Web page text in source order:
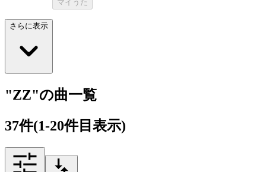
マイうた
さらに表示
"ZZ"の曲一覧
37件(1-20件目表示)